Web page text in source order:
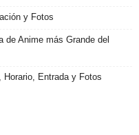
y Fotos
de Anime más Grande del
Entrada y Fotos